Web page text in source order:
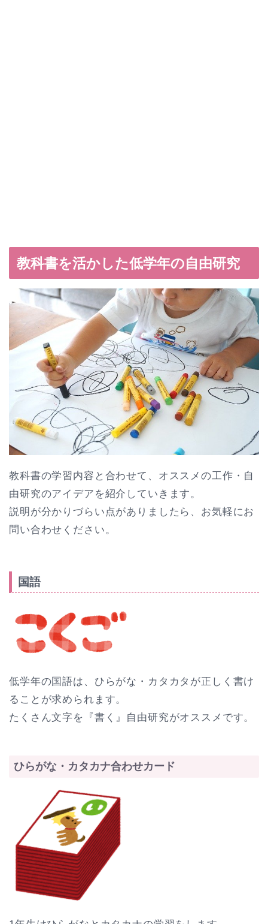
教科書を活かした低学年の自由研究
教科書の学習内容と合わせて、オススメの工作・自
由研究のアイデアを紹介していきます。
説明が分かりづらい点がありましたら、お気軽にお
問い合わせください。
国語
低学年の国語は、ひらがな・カタカタが正しく書け
ることが求められます。
たくさん文字を『書く』自由研究がオススメです。
ひらがな・カタカナ合わせカード